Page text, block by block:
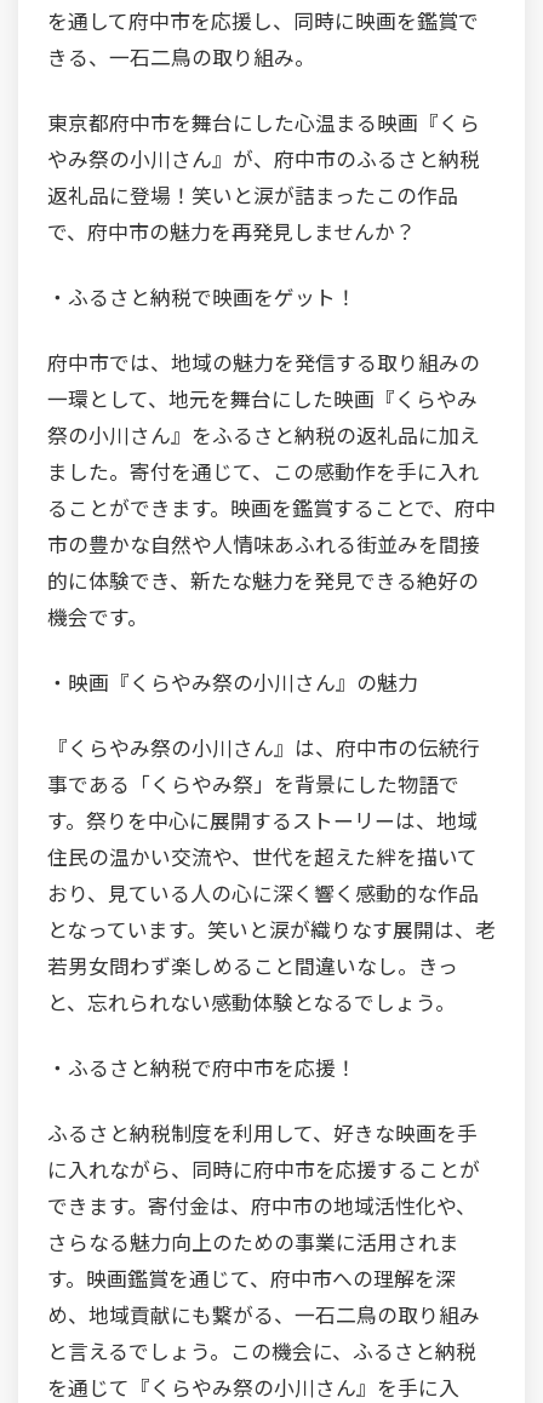
を通して府中市を応援し、同時に映画を鑑賞で
きる、一石二鳥の取り組み。
東京都府中市を舞台にした心温まる映画『くら
やみ祭の小川さん』が、府中市のふるさと納税
返礼品に登場！笑いと涙が詰まったこの作品
で、府中市の魅力を再発見しませんか？
・ふるさと納税で映画をゲット！
府中市では、地域の魅力を発信する取り組みの
一環として、地元を舞台にした映画『くらやみ
祭の小川さん』をふるさと納税の返礼品に加え
ました。寄付を通じて、この感動作を手に入れ
ることができます。映画を鑑賞することで、府中
市の豊かな自然や人情味あふれる街並みを間接
的に体験でき、新たな魅力を発見できる絶好の
機会です。
・映画『くらやみ祭の小川さん』の魅力
『くらやみ祭の小川さん』は、府中市の伝統行
事である「くらやみ祭」を背景にした物語で
す。祭りを中心に展開するストーリーは、地域
住民の温かい交流や、世代を超えた絆を描いて
おり、見ている人の心に深く響く感動的な作品
となっています。笑いと涙が織りなす展開は、老
若男女問わず楽しめること間違いなし。きっ
と、忘れられない感動体験となるでしょう。
・ふるさと納税で府中市を応援！
ふるさと納税制度を利用して、好きな映画を手
に入れながら、同時に府中市を応援することが
できます。寄付金は、府中市の地域活性化や、
さらなる魅力向上のための事業に活用されま
す。映画鑑賞を通じて、府中市への理解を深
め、地域貢献にも繋がる、一石二鳥の取り組み
と言えるでしょう。この機会に、ふるさと納税
を通じて『くらやみ祭の小川さん』を手に入